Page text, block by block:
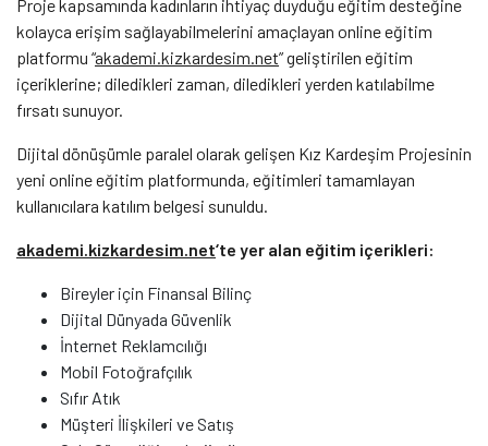
Proje kapsamında kadınların ihtiyaç duyduğu eğitim desteğine
kolayca erişim sağlayabilmelerini amaçlayan online eğitim
platformu “akademi.kizkardesim.net” geliştirilen eğitim
içeriklerine; diledikleri zaman, diledikleri yerden katılabilme
fırsatı sunuyor.
Dijital dönüşümle paralel olarak gelişen Kız Kardeşim Projesinin
yeni online eğitim platformunda, eğitimleri tamamlayan
kullanıcılara katılım belgesi sunuldu.
akademi.kizkardesim.net‘te yer alan eğitim içerikleri:
Bireyler için Finansal Bilinç
Dijital Dünyada Güvenlik
İnternet Reklamcılığı
Mobil Fotoğrafçılık
Sıfır Atık
Müşteri İlişkileri ve Satış